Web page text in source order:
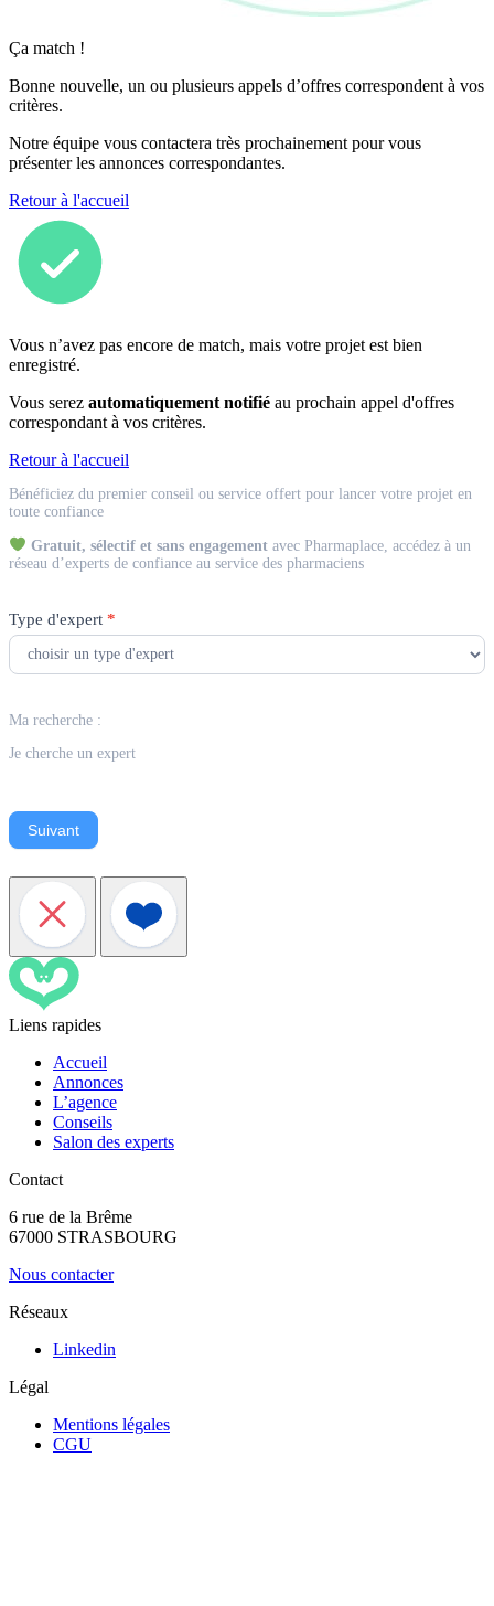
Ça match !
Bonne nouvelle, un ou plusieurs appels d’offres correspondent à vos
critères.
Notre équipe vous contactera très prochainement pour vous
présenter les annonces correspondantes.
Retour à l'accueil
Vous n’avez pas encore de match, mais votre projet est bien
enregistré.
Vous serez automatiquement notifié au prochain appel d'offres
correspondant à vos critères.
Retour à l'accueil
Expert
Bénéficiez du premier conseil ou service offert pour lancer votre projet en
toute confiance
Gratuit, sélectif et sans engagementavec Pharmaplace, accédez à un
réseau d’experts de confiance au service des pharmaciens
Type d'expert *
Ma recherche :
Je cherche un expert
Suivant
Liens rapides
Accueil
Annonces
L’agence
Conseils
Salon des experts
Contact
6 rue de la Brême
67000 STRASBOURG
Nous contacter
Réseaux
Linkedin
Légal
Mentions légales
CGU